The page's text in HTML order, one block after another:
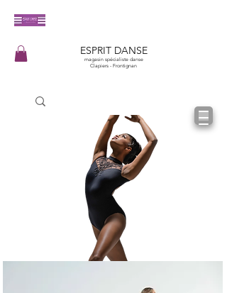
​ESPRIT DANSE
magasin spécialiste danse
Clapiers - Frontignan